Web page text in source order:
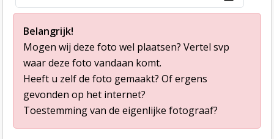
Belangrijk!
Mogen wij deze foto wel plaatsen? Vertel svp
waar deze foto vandaan komt.
Heeft u zelf de foto gemaakt? Of ergens
gevonden op het internet?
Toestemming van de eigenlijke fotograaf?